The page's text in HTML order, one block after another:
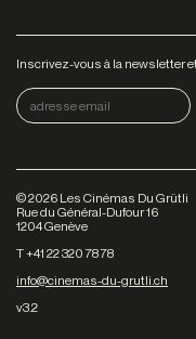
Inscrivez-vous à la newsletter
©2026 Les Cinémas Du Grütli
Rue du Général-Dufour 16
1204 Genève
T +41 22 320 78 78
info@cinemas-du-grutli.ch
v3.2